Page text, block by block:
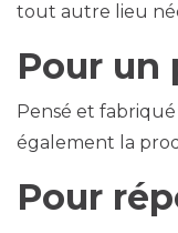
tout autre lieu
Pour un
Pensé et
également la
Pour